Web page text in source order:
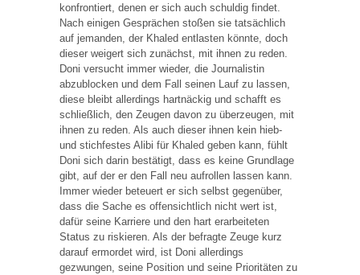
konfrontiert, denen er sich auch schuldig findet.
Nach einigen Gesprächen stoßen sie tatsächlich
auf jemanden, der Khaled entlasten könnte, doch
dieser weigert sich zunächst, mit ihnen zu reden.
Doni versucht immer wieder, die Journalistin
abzublocken und dem Fall seinen Lauf zu lassen,
diese bleibt allerdings hartnäckig und schafft es
schließlich, den Zeugen davon zu überzeugen, mit
ihnen zu reden. Als auch dieser ihnen kein hieb-
und stichfestes Alibi für Khaled geben kann, fühlt
Doni sich darin bestätigt, dass es keine Grundlage
gibt, auf der er den Fall neu aufrollen lassen kann.
Immer wieder beteuert er sich selbst gegenüber,
dass die Sache es offensichtlich nicht wert ist,
dafür seine Karriere und den hart erarbeiteten
Status zu riskieren. Als der befragte Zeuge kurz
darauf ermordet wird, ist Doni allerdings
gezwungen, seine Position und seine Prioritäten zu